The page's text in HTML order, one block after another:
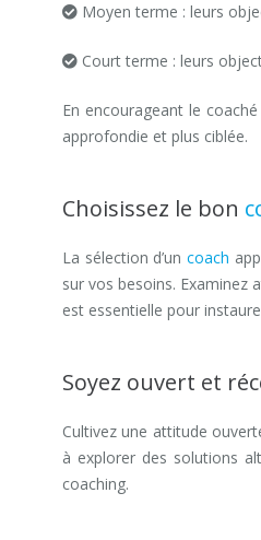
Moyen terme : leurs
Court terme : leurs
En encourageant le
approfondie et plus ciblée.
Choisissez le bon
La sélection d’uncoach
sur vos besoins. Examinez
est essentielle pour
Soyez ouvert et
Cultivez une attitude
à explorer des solutions
coaching.